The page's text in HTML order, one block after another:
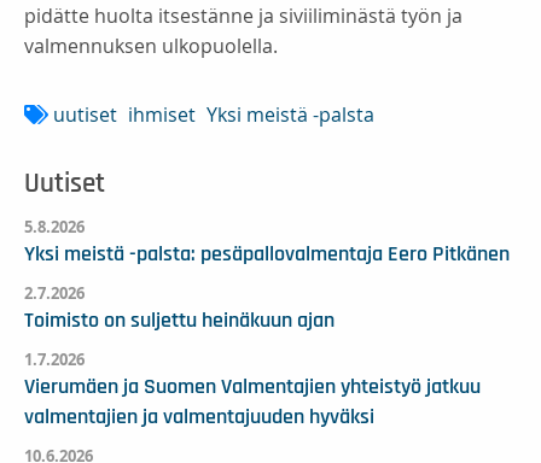
pidätte huolta itsestänne ja siviiliminästä työn ja
valmennuksen ulkopuolella.
uutiset ihmiset Yksi meistä -palsta
Uutiset
5.8.2026
Yksi meistä -palsta: pesäpallovalmentaja Eero Pitkänen
2.7.2026
Toimisto on suljettu heinäkuun ajan
1.7.2026
Vierumäen ja Suomen Valmentajien yhteistyö jatkuu
valmentajien ja valmentajuuden hyväksi
10.6.2026